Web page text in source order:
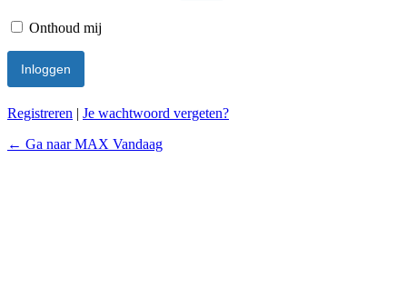
Onthoud mij
Registreren | Je wachtwoord vergeten?
← Ga naar MAX Vandaag